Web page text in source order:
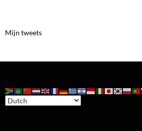
Mijn tweets